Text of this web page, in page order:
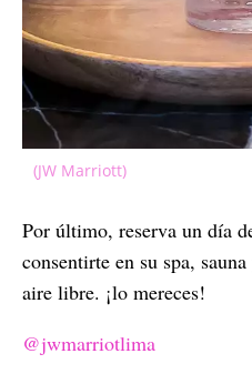
(JW Marriott)
Por último, reserva un día
consentirte en su spa,
aire libre. ¡lo mereces!
@jwmarriotlima